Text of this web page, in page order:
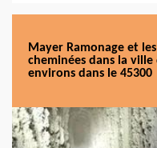
Mayer Ramonage et
cheminées dans la ville
environs dans le 45300